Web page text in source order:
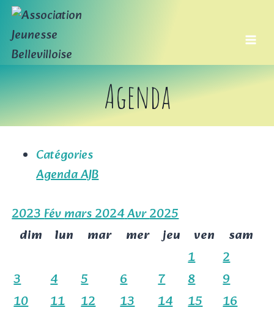
Aller
au
contenu
Agenda
Catégories
Agenda AJB
2023Févmars 2024Avr2025
dim
lun mar mer jeu ven
sam
1
2
3
4 5 6 7 8
9
10
11 12 13 14 15
16